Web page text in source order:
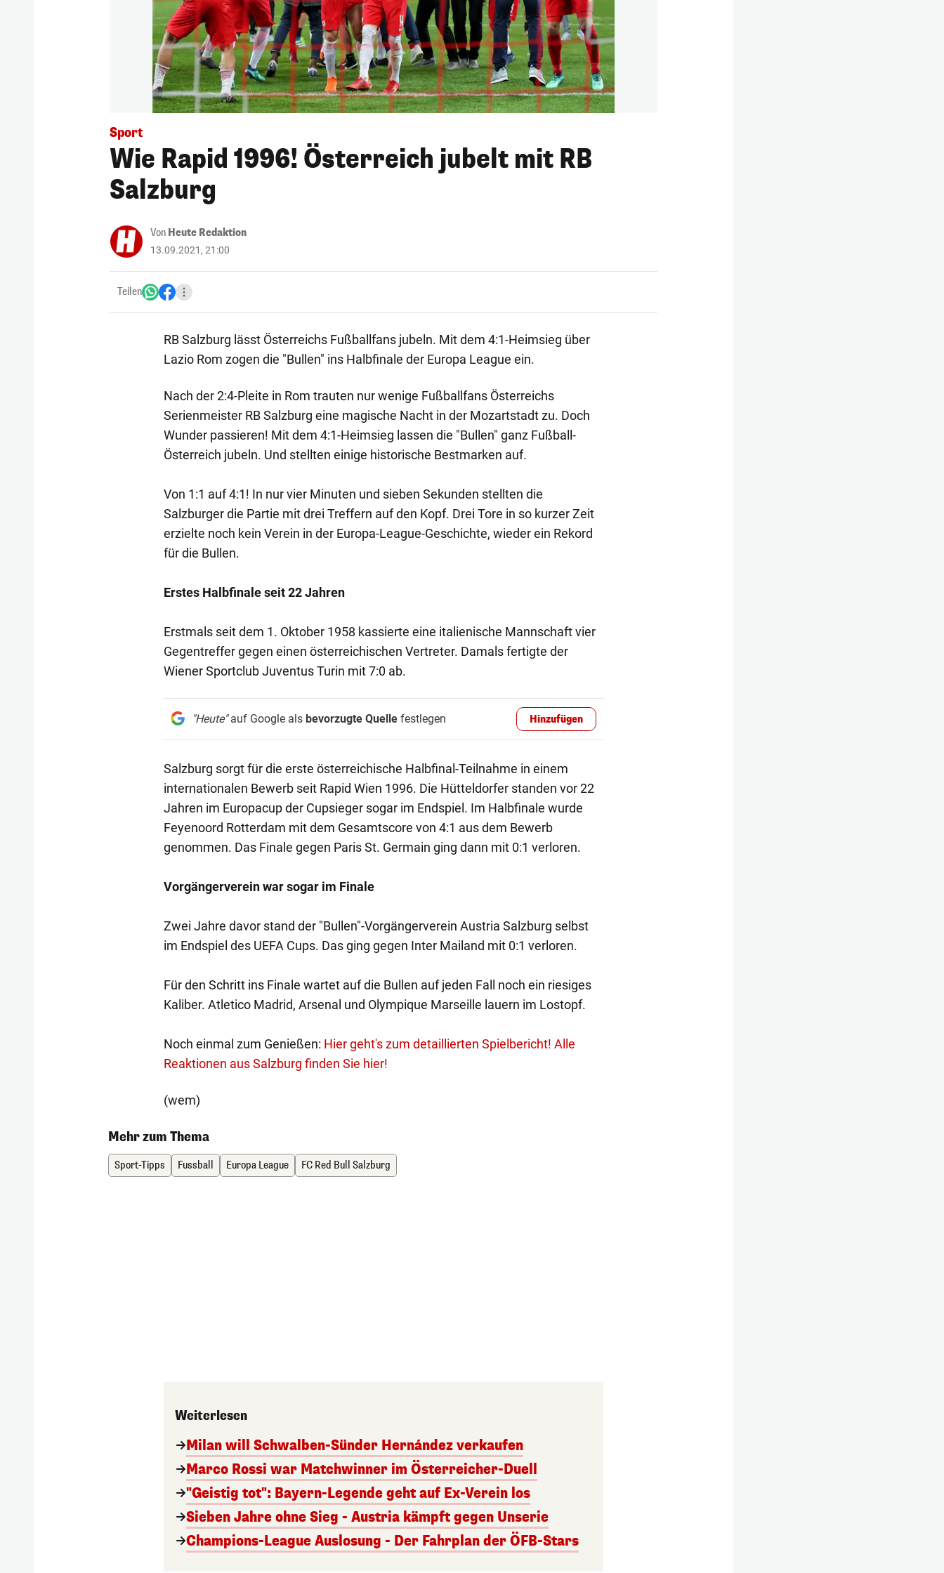
Sport
Wie Rapid 1996! Österreich jubelt mit RB
Salzburg
Von Heute Redaktion
13.09.2021, 21:00
Teilen
RB Salzburg lässt Österreichs Fußballfans jubeln. Mit dem 4:1-Heimsieg über
Lazio Rom zogen die "Bullen" ins Halbfinale der Europa League ein.
Nach der 2:4-Pleite in Rom trauten nur wenige Fußballfans Österreichs
Serienmeister RB Salzburg eine magische Nacht in der Mozartstadt zu. Doch
Wunder passieren! Mit dem 4:1-Heimsieg lassen die "Bullen" ganz Fußball-
Österreich jubeln. Und stellten einige historische Bestmarken auf.
Von 1:1 auf 4:1! In nur vier Minuten und sieben Sekunden stellten die
Salzburger die Partie mit drei Treffern auf den Kopf. Drei Tore in so kurzer Zeit
erzielte noch kein Verein in der Europa-League-Geschichte, wieder ein Rekord
für die Bullen.
Erstes Halbfinale seit 22 Jahren
Erstmals seit dem 1. Oktober 1958 kassierte eine italienische Mannschaft vier
Gegentreffer gegen einen österreichischen Vertreter. Damals fertigte der
Wiener Sportclub Juventus Turin mit 7:0 ab.
"Heute"auf Google als bevorzugte Quellefestlegen Hinzufügen
Salzburg sorgt für die erste österreichische Halbfinal-Teilnahme in einem
internationalen Bewerb seit Rapid Wien 1996. Die Hütteldorfer standen vor 22
Jahren im Europacup der Cupsieger sogar im Endspiel. Im Halbfinale wurde
Feyenoord Rotterdam mit dem Gesamtscore von 4:1 aus dem Bewerb
genommen. Das Finale gegen Paris St. Germain ging dann mit 0:1 verloren.
Vorgängerverein war sogar im Finale
Zwei Jahre davor stand der "Bullen"-Vorgängerverein Austria Salzburg selbst
im Endspiel des UEFA Cups. Das ging gegen Inter Mailand mit 0:1 verloren.
Für den Schritt ins Finale wartet auf die Bullen auf jeden Fall noch ein riesiges
Kaliber. Atletico Madrid, Arsenal und Olympique Marseille lauern im Lostopf.
Noch einmal zum Genießen: Hier geht's zum detaillierten Spielbericht! Alle
Reaktionen aus Salzburg finden Sie hier!
(wem)
Mehr zum Thema
Sport-Tipps Fussball Europa League FC Red Bull Salzburg
Weiterlesen
Milan will Schwalben-Sünder Hernández verkaufen
Marco Rossi war Matchwinner im Österreicher-Duell
"Geistig tot": Bayern-Legende geht auf Ex-Verein los
Sieben Jahre ohne Sieg - Austria kämpft gegen Unserie
Champions-League Auslosung - Der Fahrplan der ÖFB-Stars